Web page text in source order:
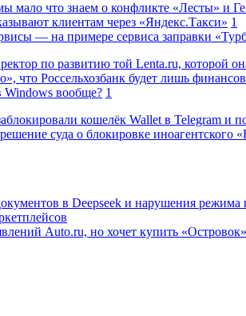
мало что знаем о конфликте «Лесты» и
клиентам через «Яндекс.Такси» 1
— на примере сервиса заправки
по развитию той Lenta.ru, которой
что Россельхозбанк будет лишь
вообще? 1
кошелёк Wallet в Telegram и
суда о блокировке
в Deepseek и нарушения
Auto.ru, но хочет купить